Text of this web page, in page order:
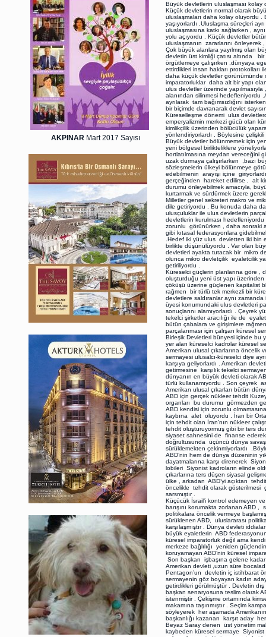
AKPINAR Mart 2017 Sayısı
Büyük devletlerin uluslaşması kolay
Küçük devletlerin normal olarak
uluslaşmaları daha kolay oluyordu .
yaşıyorlardı .Uluslaşma süreçleri
uluslaşmasına katkı sağlarken ,
yolu açıyordu . Küçük devletler
uluslaşmanın zararlarını önleyerek
Çok büyük alanlara yayılmış olan
devletin üst kimliği çatısı altında
örgütlemeye çalışırken ,dünyaya
ettirdikleri insan hakları protokolları
daha küçük devletler görünümünde
imparatorluklar daha alt bir yapı
ulus devletler üzerinde
alanından silinmesi hedefleniyordu
ayrılarak tam bağımsızlığını
bir biçimde davranarak devlet
Küreselleşme dönemi ulus
emperyalizmin merkezi gücü olan
kimlikçilik üzerinden bölücülük
yönlendiriyorlardı . Böylesine
Büyük devletler bölünmemek için
yeni bölgesel birlikteliklere
hortlatılmasına meydan vereceğini
uzak durmaya çalışırlarken ,bazı
sözleşmelerin ülkeyi bölünmeye
edebilmenin arayışı içine
gerçeğinden hareket edilirse , alt
durumu önleyebilmek amacıyla,
kurtarmak ve sürdürmek üzere
Milletler genel sekreteri makro ve
dile getiriyordu . Bu konuda daha
ulusçuluklar ile ulus devletlerin
devletlerin kurulması
zorunlu görünürken , daha sonraki
gibi kıtasal federasyonlara
.Hedef iki yüz ulus devletten iki bin
birlikte düşünülüyordu . Var olan
devletleri ayakta tutacak bir mikro
olunca mikro devletçilik eyaletcilik
getiriliyordu .
Küreselci güçlerin planlarına göre ,
oluşturduğu yeni üst yapı üzerinden
çöküşü üzerine güçlenen kapitalist
rağmen bir türlü tek merkezli bir
devletlere saldıranlar aynı
üyesi konumundaki ulus devletleri
sonuçlarını alamıyorlardı . Çeyrek
tekelci şirketler aracılığı ile de
bütün çabalara ve girişimlere
parçalanması için çalışan küresel
Birleşik Devletleri bünyesi içinde bu
yer alan küreselci kadrolar küresel
Amerikan ulusal çıkarlarına öncelik
sermayesi ulusalcı-küreselci diye
karşıya geliyorlardı . Amerikan
getirmesine karşılık tekelci
dünyanın en büyük devleti olarak
türlü kullanamıyordu . Son çeyrek
Amerikan ulusal çıkarları bütün
ABD için gerçek nükleer tehdit
organları bu durumu görmezden
ABD kendisi için zorunlu
kaybına alet oluyordu . İran bir
için tehdit olan İran’nın nükleer
tehdit oluşturuyormuş gibi bir ters
siyaset sahnesini de finanse
doğrultusunda üçüncü dünya
sürüklemekten çekinmiyorlardı
ABD’nin hem de dünya düzeninin
dayatmalarına karşı direnerek
lobileri Siyonist kadroların elinde
çıkarlarına ters düşen siyasal
ülke , arkadan ABD’yi açıktan
öncelikle tehdit olarak gösterilmesi
sarsmıştır .
Küçücük İsrail’i kontrol edemeyen
barışını korumakta zorlanan ABD
politikalara öncelik vermeye
sürüklenen ABD, uluslararası
karşılaşmıştır . Dünya devleti
büyük eyaletlerin ABD
küresel imparatorluk değil ama
merkeze bağlılığı yeniden
koruyamayan ABD’nin küresel
Son başkan işbaşına gelene
Amerikan devleti ,uzun süre
Pentagon’un devletin iç istihbarat
sermayenin göz boyayan kadın
getirdikleri görülmüştür . Devletin
başkan senaryosuna teslim olarak
istenmiştir . Çekişme ortamında
makamına taşınmıştır . Seçim
söyleyerek her aşamada
başkanlığı kazanan karşıt aday
Beyaz Saray denen üst yönetim
kaybeden küresel sermaye Siyonist